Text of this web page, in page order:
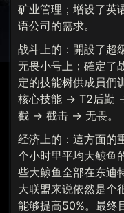
矿业管理；增设了英
语公司的需求。
战斗上的：開設了超
无畏小号上；確定了
定的技能树供成員們
核心技能 → T2后勤
截 → 截击 → 无畏。
经济上的：這方面的
个小时里平均大鲸鱼
些大鲸鱼全部在东迪
大联盟来说依然是个
能够提高50%。最终